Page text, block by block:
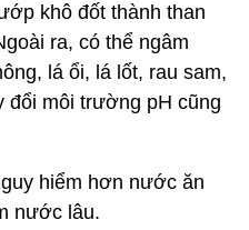
khô đốt thành than
ra, có thể ngâm
lá ổi, lá lốt, rau sam,
đổi môi trường pH cũng
hiểm hơn nước ăn
nước lâu.